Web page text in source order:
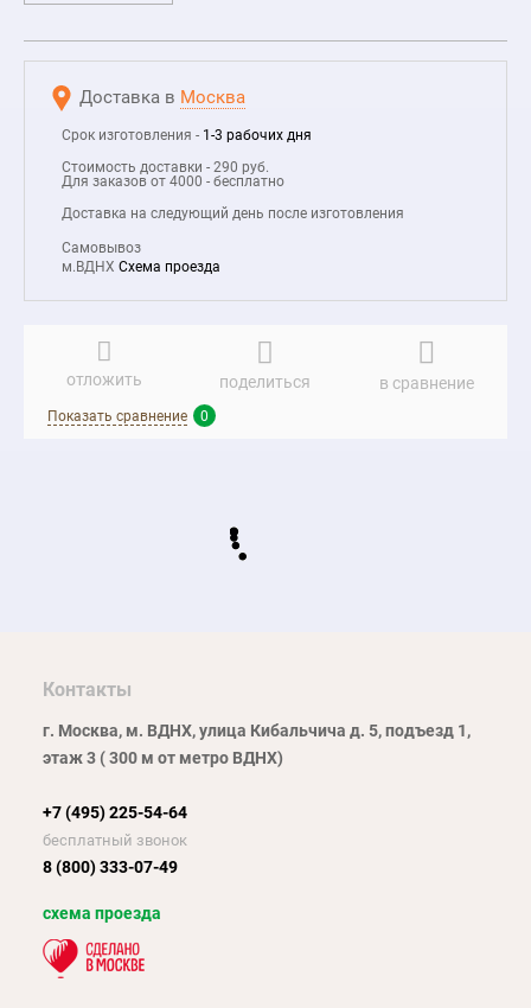
Доставка в Москва
Срок изготовления - 1-3 рабочих дня
Стоимость доставки - 290 руб.
Для заказов от 4000 - бесплатно
Доставка на следующий день после изготовления
Самовывоз
м.ВДНХ Схема проезда
отложить поделиться в сравнение
Показать сравнение 0
Контакты
г. Москва, м. ВДНХ, улица Кибальчича д. 5, подъезд 1,
этаж 3 ( 300 м от метро ВДНХ)
+7 (495) 225-54-64
бесплатный звонок
8 (800) 333-07-49
схема проезда